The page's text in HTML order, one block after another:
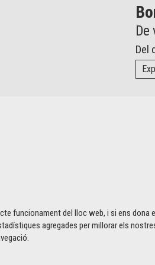
De
Del
funcionament del lloc web, i si ens
agregades per millorar els